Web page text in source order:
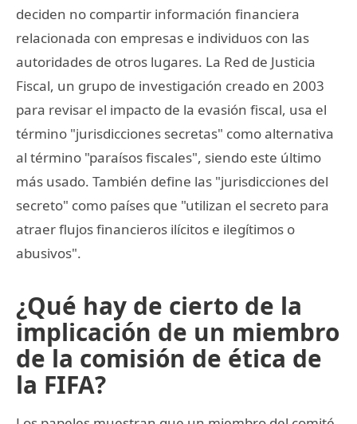
deciden no compartir información financiera
relacionada con empresas e individuos con las
autoridades de otros lugares. La Red de Justicia
Fiscal, un grupo de investigación creado en 2003
para revisar el impacto de la evasión fiscal, usa el
término "jurisdicciones secretas" como alternativa
al término "paraísos fiscales", siendo este último
más usado. También define las "jurisdicciones del
secreto" como países que "utilizan el secreto para
atraer flujos financieros ilícitos e ilegítimos o
abusivos".
¿Qué hay de cierto de la
implicación de un miembro
de la comisión de ética de
la FIFA?